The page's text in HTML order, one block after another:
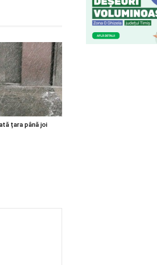
țara până joi